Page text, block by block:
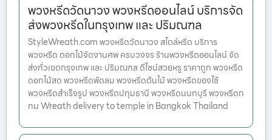
พวงหรีดวัดนาวง พวงหรีดออนไลน์ บริการจัด
ส่งพวงหรีดในกรุงเทพ และ ปริมณฑล
StyleWreath.com พวงหรีดวัดนาวง สไตล์หรีด บริการ
พวงหรีด ดอกไม้จัดงานศพ ครบวงจร ร้านพวงหรีดออนไลน์ จัด
ส่งทั่วเขตกรุงเทพ และ ปริมณฑล ดีไซน์สวยหรู ราคาถูก พวงหรีด
ดอกไม้สด พวงหรีดพัดลม พวงหรีดต้นไม้ พวงหรีดของใช้
พวงหรีดสำเร็จรูป พวงหรีดปทุมธานี พวงหรีดนนทบุรี พวงหรีดก
ทม Wreath delivery to temple in Bangkok Thailand